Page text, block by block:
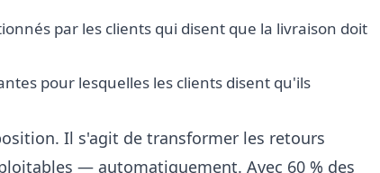
par les clients qui disent que la livraison doit
pour lesquelles les clients disent qu'ils
Il s'agit de transformer les retours
— automatiquement. Avec 60 % des